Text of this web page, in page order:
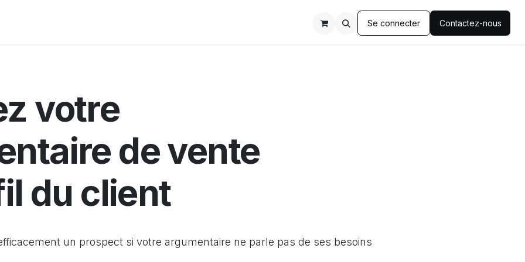
Se connecter Contactez-nous
votre
de vente
du client
un prospect si votre argumentaire ne parle pas de ses besoins